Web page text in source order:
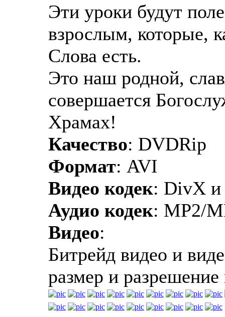
Эти уроки будут
взрослым, которые,
Слова есть.
Это наш родной,
совершается
Храмах!
Качество: DVDRip
Формат: AVI
Видео кодек: DivX
Аудио кодек: MP2/
Видео:
Битрейд видео и
размер и